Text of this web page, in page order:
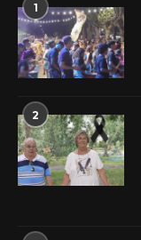
1
2